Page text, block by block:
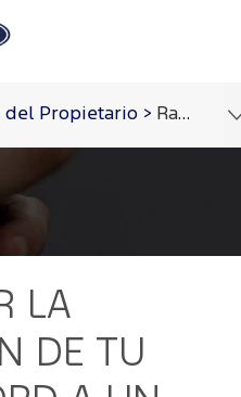
del Propietario > Ranger 2025
LA
DE TU